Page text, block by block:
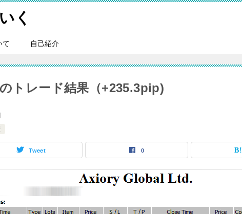
く
て 自己紹介
トレード結果（+235.3pip)
Tweet 0